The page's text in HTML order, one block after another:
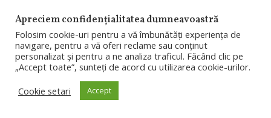
2
6
milioane de
euro
Rondocarton,
companie care
Apreciem confidențialitatea dumneavoastră
Folosim cookie-uri pentru a vă îmbunătăți experiența de
navigare, pentru a vă oferi reclame sau conținut
personalizat și pentru a ne analiza traficul. Făcând clic pe
„Accept toate”, sunteți de acord cu utilizarea cookie-urilor.
Cookie setari
Accept